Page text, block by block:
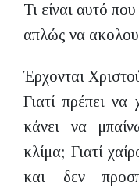
Τι είναι αυτό
απλώς να
Έρχονται
Γιατί πρέπει
κάνει να
κλίμα; Γιατί
και δεν